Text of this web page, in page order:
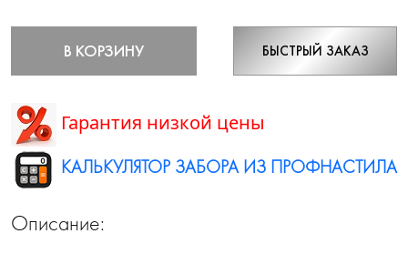
В КОРЗИНУ БЫСТРЫЙ ЗАКАЗ
Гарантия низкой цены
КАЛЬКУЛЯТОР ЗАБОРА ИЗ ПРОФНАСТИЛА
Описание: